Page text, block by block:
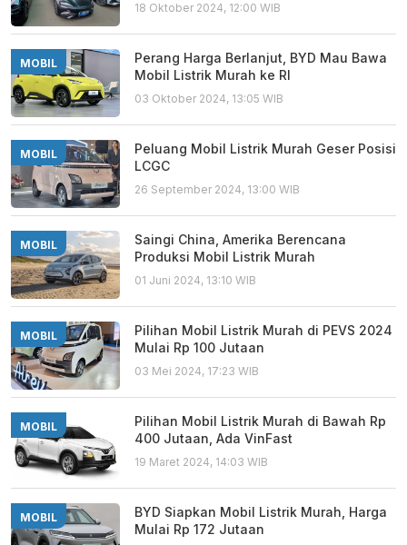
18 Oktober 2024, 12:00 WIB
MOBIL
Perang Harga Berlanjut, BYD Mau Bawa
Mobil Listrik Murah ke RI
03 Oktober 2024, 13:05 WIB
MOBIL
Peluang Mobil Listrik Murah Geser Posisi
LCGC
26 September 2024, 13:00 WIB
MOBIL
Saingi China, Amerika Berencana
Produksi Mobil Listrik Murah
01 Juni 2024, 13:10 WIB
MOBIL
Pilihan Mobil Listrik Murah di PEVS 2024
Mulai Rp 100 Jutaan
03 Mei 2024, 17:23 WIB
MOBIL
Pilihan Mobil Listrik Murah di Bawah Rp
400 Jutaan, Ada VinFast
19 Maret 2024, 14:03 WIB
MOBIL
BYD Siapkan Mobil Listrik Murah, Harga
Mulai Rp 172 Jutaan